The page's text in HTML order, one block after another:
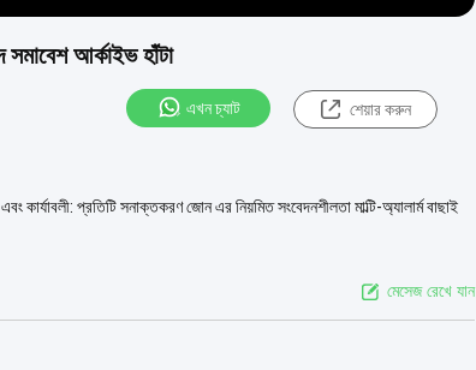
সমাবেশ আর্কাইভ হাঁটা
এখন চ্যাট শেয়ার করুন
কার্যাবলী: প্রতিটি সনাক্তকরণ জোন এর নিয়মিত সংবেদনশীলতা মাল্টি-অ্যালার্ম বাছাই
মেসেজ রেখে যান